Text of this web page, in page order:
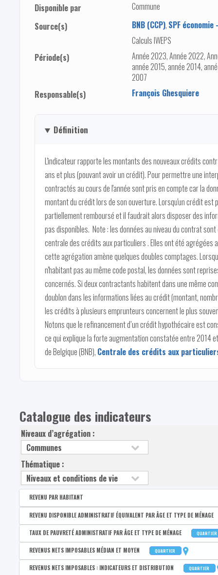
Disponible par
Commune
Source(s)
BNB (CCP), SPF
Calculs IWEPS
Période(s)
Année 2023, Année 2022,
année 2015, année 2014,
2007
Responsable(s)
François Ghesquiere
Définition
L'indicateur rapporte les montants des nouveaux crédits
ans et plus (pouvant avoir un crédit). Pour permettre une
contractés au cours de l'année sont pris en compte car la
montant du crédit lors de son ouverture. Lorsqu'un crédit
partiellement remboursé et il faudrait alors disposer des
pas disponibles. Note : les données au niveau du contrat
centrale des crédits aux particuliers . Elles ont été agrégées
cette agrégation amène quelques doubles comptages.
n'habitant pas au même code postal, les données sont
concernés. Si deux contractants habitent dans une même
doublon dans les informations liées au crédit (montant,
les crédits à plusieurs emprunteurs concernent le plus
Notons que le refinancement d’un crédit hypothécaire est
ce qui explique la forte augmentation constatée entre 2014
de Belgique (BNB), Centrale des crédits aux
Catalogue des indicateurs
Niveaux d’agrégation :
Thématique :
REVENU PAR HABITANT
Disponible par :Arrondissement - Province
Revenu disponible par habitant
Revenus primaires par habitant
REVENU DISPONIBLE ADMINISTRATIF ÉQUIVALENT PAR ÂGE ET TYPE DE MÉNAGE
Disponible par :Commune - Arrondissement - Province - Quartier
Médian du revenu administratif disponible équivalent de la
1er quartile du revenu administratif disponible équivalent de
TAUX DE PAUVRETÉ ADMINISTRATIF PAR ÂGE ET TYPE DE MÉNAGE QUARTIER
Disponible par : Commune - Arrondissement - Province - Quartier
Taux de pauvreté administratif de la population
REVENUS NETS IMPOSABLES MÉDIAN ET MOYEN QUARTIER
Disponible par : Commune - Arrondissement - Province - Quartier
REVENUS NETS IMPOSABLES : INDICATEURS ET DISTRIBUTION QUARTIER